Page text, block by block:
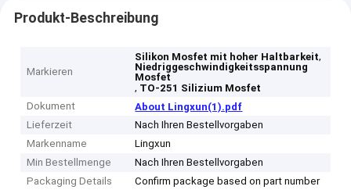
Produkt-Beschreibung
Markieren
Silikon Mosfet mit hoher Haltbarkeit,
Niedriggeschwindigkeitsspannung
Mosfet
, TO-251 Silizium Mosfet
Dokument
About Lingxun(1).pdf
Lieferzeit
Nach Ihren Bestellvorgaben
Markenname
Lingxun
Min Bestellmenge
Nach Ihren Bestellvorgaben
Packaging Details
Confirm package based on part number